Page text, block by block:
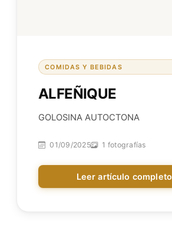
COMIDAS Y BEBIDAS
ALFEÑIQUE
GOLOSINA AUTOCTONA
01/09/2025 1 fotografías
Leer artículo completo